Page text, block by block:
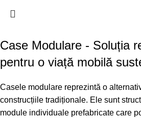
Case Modulare - Soluția
pentru o viață mobilă
Casele modulare reprezintă o
construcțiile tradiționale. Ele sunt
module individuale prefabricate care